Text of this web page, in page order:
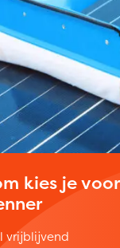
kies je voor
vrijblijvend